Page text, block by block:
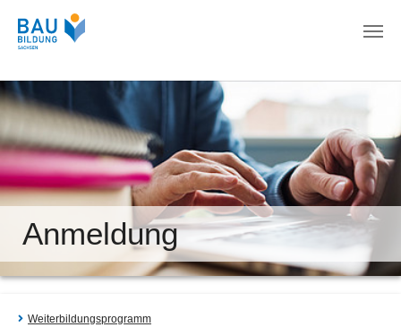
Anmeldung
Weiterbildungsprogramm